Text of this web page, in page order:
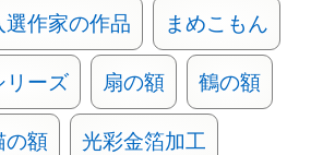
選作家の作品 まめこもん
リーズ 扇の額 鶴の額
の額 光彩金箔加工